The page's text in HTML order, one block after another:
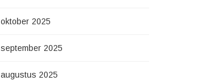
oktober 2025
september 2025
augustus 2025